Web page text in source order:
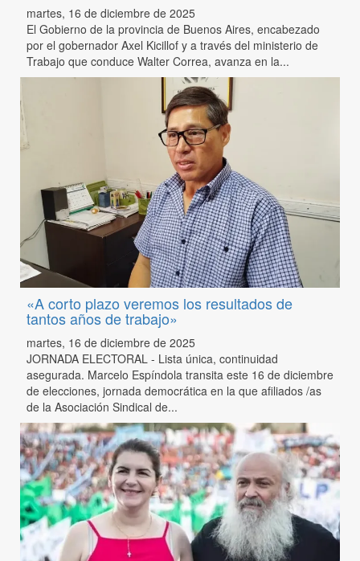
martes, 16 de diciembre de 2025
El Gobierno de la provincia de Buenos Aires, encabezado
por el gobernador Axel Kicillof y a través del ministerio de
Trabajo que conduce Walter Correa, avanza en la...
«A corto plazo veremos los resultados de
tantos años de trabajo»
martes, 16 de diciembre de 2025
JORNADA ELECTORAL - Lista única, continuidad
asegurada. Marcelo Espíndola transita este 16 de diciembre
de elecciones, jornada democrática en la que afiliados /as
de la Asociación Sindical de...